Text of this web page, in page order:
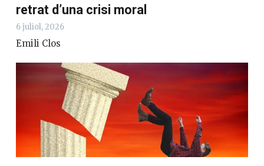
retrat d’una crisi moral
6 juliol, 2026
Emili Clos